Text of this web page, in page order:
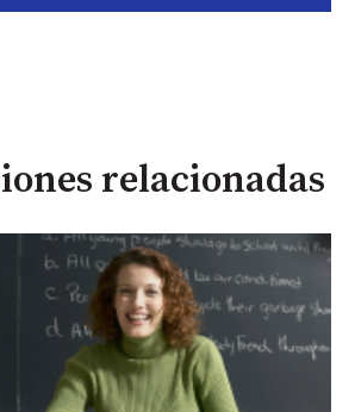
relacionadas